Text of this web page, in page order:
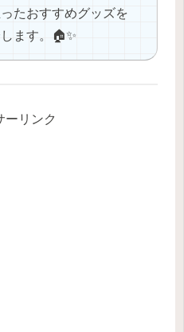
たおすすめグッズを
ます。🏠✨
ーリンク